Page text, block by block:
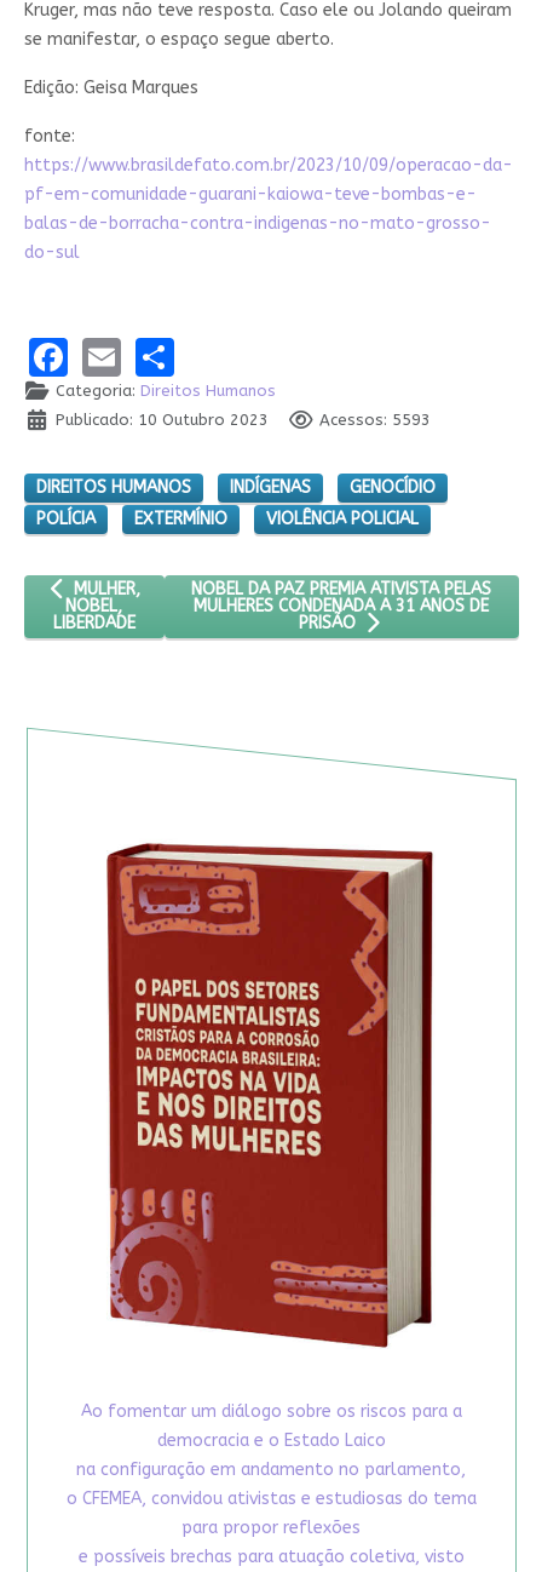
Kruger, mas não teve resposta. Caso ele ou Jolando queiram
se manifestar, o espaço segue aberto.
Edição: Geisa Marques
fonte:
https://www.brasildefato.com.br/2023/10/09/operacao-da-
pf-em-comunidade-guarani-kaiowa-teve-bombas-e-
balas-de-borracha-contra-indigenas-no-mato-grosso-
do-sul
Facebook
EmailShare
Categoria: Direitos Humanos
Publicado: 10 Outubro 2023
Acessos: 5593
DIREITOS HUMANOS INDÍGENAS
GENOCÍDIO
POLÍCIA
EXTERMÍNIO VIOLÊNCIA POLICIAL
ARTIGO ANTERIOR: MULHER, NOBEL, LIBERDADE
MULHER,
NOBEL,
LIBERDADE
PRÓXIMO ARTIGO: NOBEL DA PAZ PREMIA
NOBEL DA PAZ PREMIA ATIVISTA PELAS
MULHERES CONDENADA A 31 ANOS DE
PRISÃO
Ao fomentar um diálogo sobre os riscos para a
democracia e o Estado Laico
na configuração em andamento no parlamento,
o CFEMEA, convidou ativistas e estudiosas do tema
para propor reflexões
e possíveis brechas para atuação coletiva, visto